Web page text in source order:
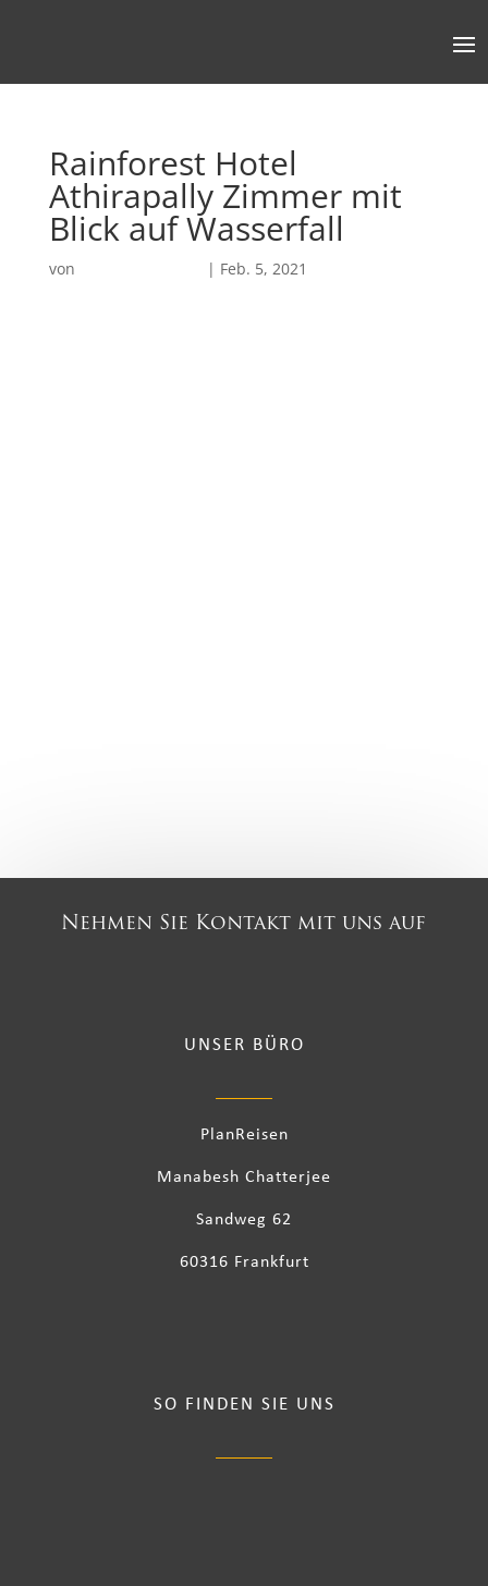
Rainforest Hotel
Athirapally Zimmer mit
Blick auf Wasserfall
von | Feb. 5, 2021
Nehmen Sie Kontakt mit uns auf
UNSER BÜRO
PlanReisen
Manabesh Chatterjee
Sandweg 62
60316 Frankfurt
SO FINDEN SIE UNS